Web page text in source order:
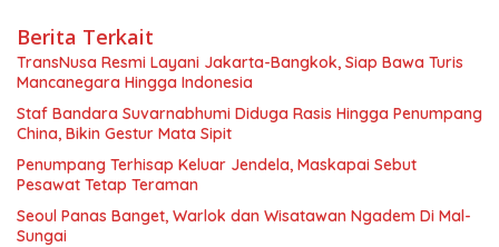
Berita Terkait
TransNusa Resmi Layani Jakarta-Bangkok, Siap Bawa Turis
Mancanegara Hingga Indonesia
Staf Bandara Suvarnabhumi Diduga Rasis Hingga Penumpang
China, Bikin Gestur Mata Sipit
Penumpang Terhisap Keluar Jendela, Maskapai Sebut
Pesawat Tetap Teraman
Seoul Panas Banget, Warlok dan Wisatawan Ngadem Di Mal-
Sungai